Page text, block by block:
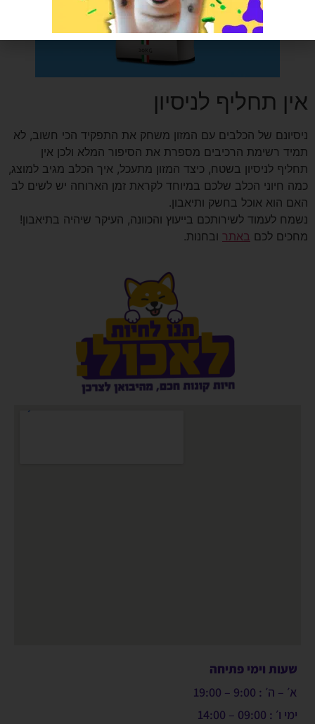
אין תחליף לניסיון
ניסיונם של הכלבים עם המזון משחק את התפקיד הכי חשוב, לא
תמיד רשימת הרכיבים מספרת את הסיפור המלא ולכן אין
תחליף לניסיון בשטח, כיצד המזון מתעכל, איך הכלב מגיב למוצג,
כמה חיוני הכלב שלכם במיוחד לקראת זמן הארוחה יש לשים לב
האם הוא אוכל בחשק ותיאבון.
נשמח לעמוד לשירותכם בייעוץ והכוונה, העיקר שיהיה בתיאבון!
מחכים לכם באתר ובחנות.
שעות וימי פתיחה
א׳ – ה׳ : 9:00 – 19:00
ימי ו׳ : 09:00 – 14:00